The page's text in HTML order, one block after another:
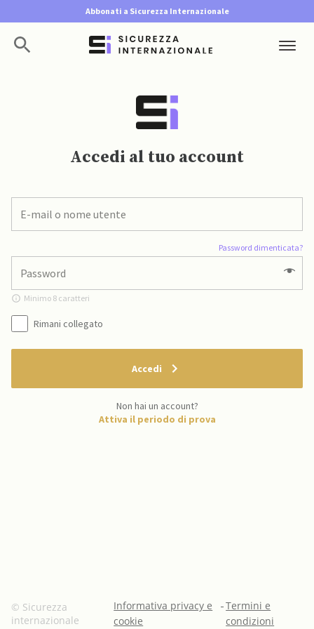
Abbonati a Sicurezza Internazionale
Accedi al tuo account
Password dimenticata?
Minimo 8 caratteri
Rimani collegato
Accedi
Non hai un account?
Attiva il periodo di prova
© Sicurezza
internazionale
Informativa privacy e
cookie
-Termini e
condizioni